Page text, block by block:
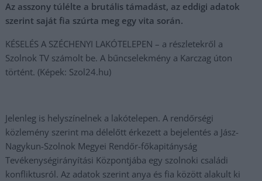
Az asszony túlélte a brutális támadást, az eddigi adatok
szerint saját fia szúrta meg egy vita során.
KÉSELÉS A SZÉCHENYI LAKÓTELEPEN – a részletekről a
Szolnok TV számolt be. A bűncselekmény a Karczag úton
történt. (Képek: Szol24.hu)
Jelenleg is helyszínelnek a lakótelepen. A rendőrségi
közlemény szerint ma délelőtt érkezett a bejelentés a Jász-
Nagykun-Szolnok Megyei Rendőr-főkapitányság
Tevékenységirányítási Központjába egy szolnoki családi
konfliktusról. Az adatok szerint anya és fia között alakult ki